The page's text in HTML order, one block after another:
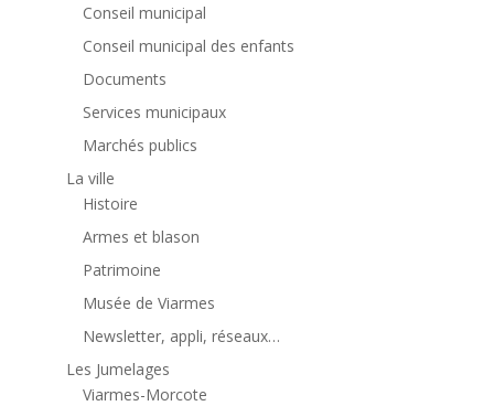
Conseil municipal
Conseil municipal des enfants
Documents
Services municipaux
Marchés publics
La ville
Histoire
Armes et blason
Patrimoine
Musée de Viarmes
Newsletter, appli, réseaux…
Les Jumelages
Viarmes-Morcote